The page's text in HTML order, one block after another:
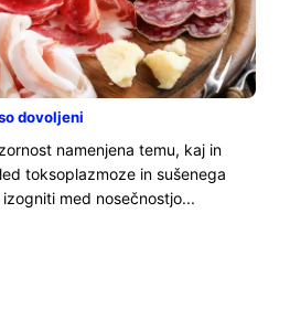
dovoljeni
namenjena temu, kaj in
toksoplazmoze in sušenega
med nosečnostjo...